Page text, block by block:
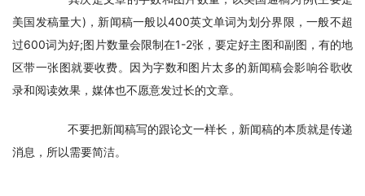
美国发稿量大)，新闻稿一般以400英文单词为划分界限，一般不超
过600词为好;图片数量会限制在1-2张，要定好主图和副图，有的地
区带一张图就要收费。因为字数和图片太多的新闻稿会影响谷歌收
录和阅读效果，媒体也不愿意发过长的文章。
不要把新闻稿写的跟论文一样长，新闻稿的本质就是传递
消息，所以需要简洁。